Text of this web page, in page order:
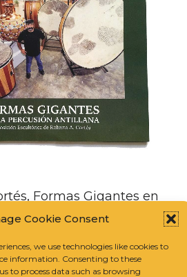
Cookie Consent
we use technologies like cookies to
information. Consenting to these
to process data such as browsing
Formas Gigantes en
2011
en el Museo de arte Dr. Pío